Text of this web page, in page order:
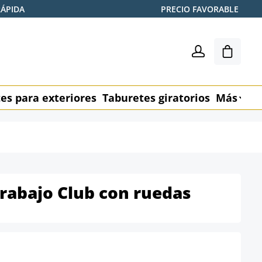
PRECIO FAVORABLE
El
para exteriores Taburetes giratorios Más
Club con ruedas